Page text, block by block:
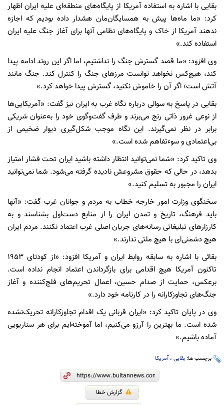
بقایی با اشاره به استفاده آمریکا از پایگاه‌های منطقه‌ای علیه ایران اظهار
کرد: «ما ماه‌ها پیش به همسایگان‌مان هشدار داده بودیم که اجازه
ندهند آمریکا از خاک و پایگاه‌های نظامی آنها برای آغاز جنگ علیه ایران
استفاده کند.»
وی افزود: «ما قصد گسترش جنگ را نداشتیم، اما اگر این روند ادامه پیدا
کند، هیچ‌کس نخواهد توانست مرزهای جنگ را کنترل کند. جنگ مانند
آتش است؛ اگر آن را خاموش نکنید، گسترش پیدا خواهد کرد.»
بقایی در پاسخ به سوالی درباره نگاه غرب به ایران نیز گفت: «آمریکایی‌ها
از نوعی غرور ذاتی رنج می‌برند و طرف گفت‌وگوی خود را به‌عنوان شریکی
برابر در نظر نمی‌گیرند. این نگاه موجب شکل‌گیری دیوار ضخیمی از
بی‌اعتمادی و سوءتفاهم شده است.»
وی تاکید کرد: «شما نمی‌توانید انتظار داشته باشید ایران تحت فشار امتیاز
بدهد، در حالی که حقوق مشروعش نادیده گرفته می‌شود. شما نمی‌توانید
ایران را مجبور به تسلیم کنید.»
سخنگوی وزارت امور خارجه خطاب به مردم و جوانان غرب گفت: «آنها
باید فرهنگ، تاریخ و تمدن ایران را از منابع دست‌اول بشناسند و به
کارزارهای تبلیغاتی رسانه‌های جریان اصلی غرب اعتماد نکنند. مردم ایران
هیچ دشمنی‌ای با هیچ ملتی ندارند.»
بقائی با اشاره به سابقه روابط ایران و آمریکا افزود: «از کودتای ۱۹۵۳
تاکنون آمریکا هیچ اقدامی برای بازگرداندن اعتماد انجام نداده است.
برعکس، حمایت از صدام حسین، اعمال تحریم‌های فلج‌کننده و آغاز
جنگ‌های تجاوزکارانه را در کارنامه خود دارد.»
وی در پایان تاکید کرد: «ایران قربانی یک اقدام تجاوزکارانه تحریک‌نشده
شده است. ما بهترین را آرزو می‌کنیم، اما آموخته‌ایم برای هر سناریویی
آماده باشیم.»
برچسب ها: بقایی ،آمریکا
گزارش خطا